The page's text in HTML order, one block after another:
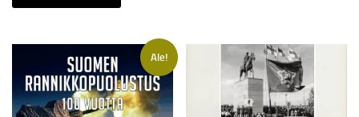
Ale!